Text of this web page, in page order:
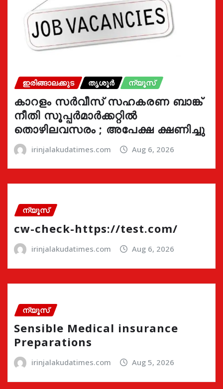
ഇരിങ്ങാലക്കുട തൃശൂർ ന്യൂസ്
കാറളം സർവീസ് സഹകരണ ബാങ്ക്
നീതി സൂപ്പർമാർക്കറ്റിൽ
തൊഴിലവസരം ; അപേക്ഷ ക്ഷണിച്ചു
irinjalakudatimes.com Aug 6, 2026
ന്യൂസ്
cw-check-https://test.com/
irinjalakudatimes.com Aug 6, 2026
ന്യൂസ്
Sensible Medical insurance
Preparations
irinjalakudatimes.com Aug 5, 2026